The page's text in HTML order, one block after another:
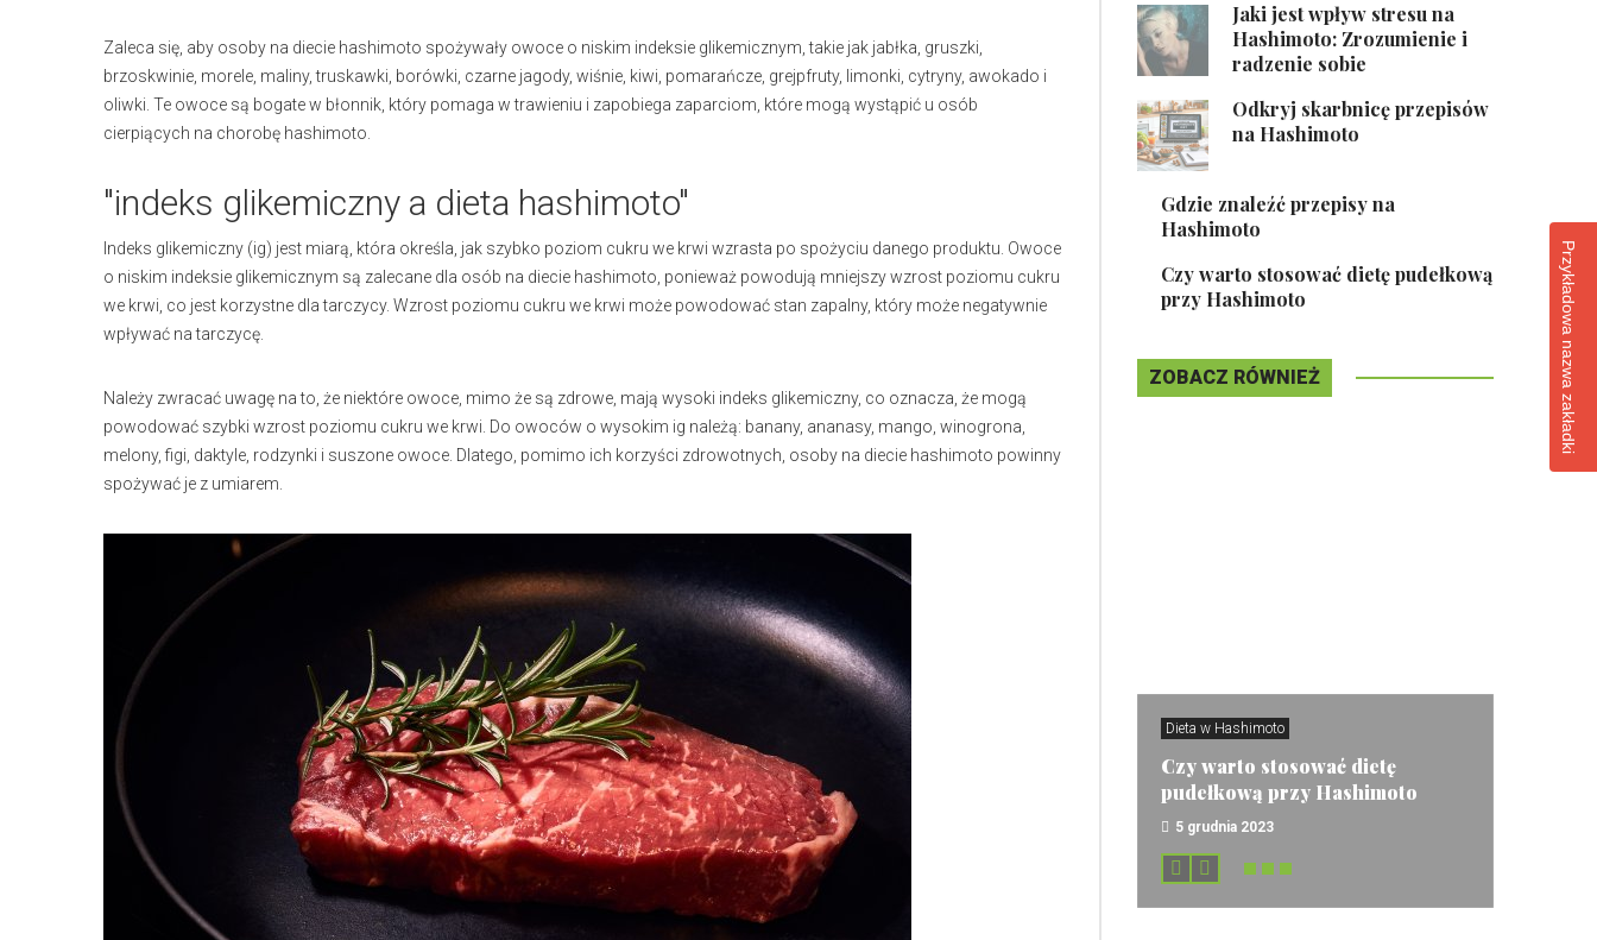
Zaleca się, aby osoby na diecie hashimoto spożywały owoce o niskim indeksie glikemicznym, takie jak jabłka, gruszki,
brzoskwinie, morele, maliny, truskawki, borówki, czarne jagody, wiśnie, kiwi, pomarańcze, grejpfruty, limonki, cytryny, awokado i
oliwki. Te owoce są bogate w błonnik, który pomaga w trawieniu i zapobiega zaparciom, które mogą wystąpić u osób
cierpiących na chorobę hashimoto.
"indeks glikemiczny a dieta hashimoto"
Indeks glikemiczny (ig) jest miarą, która określa, jak szybko poziom cukru we krwi wzrasta po spożyciu danego produktu. Owoce
o niskim indeksie glikemicznym są zalecane dla osób na diecie hashimoto, ponieważ powodują mniejszy wzrost poziomu cukru
we krwi, co jest korzystne dla tarczycy. Wzrost poziomu cukru we krwi może powodować stan zapalny, który może negatywnie
wpływać na tarczycę.
Należy zwracać uwagę na to, że niektóre owoce, mimo że są zdrowe, mają wysoki indeks glikemiczny, co oznacza, że mogą
powodować szybki wzrost poziomu cukru we krwi. Do owoców o wysokim ig należą: banany, ananasy, mango, winogrona,
melony, figi, daktyle, rodzynki i suszone owoce. Dlatego, pomimo ich korzyści zdrowotnych, osoby na diecie hashimoto powinny
spożywać je z umiarem.
Jaki jest wpływ stresu na
Hashimoto: Zrozumienie i
radzenie sobie
Odkryj skarbnicę przepisów
na Hashimoto
Gdzie znaleźć przepisy na
Hashimoto
Czy warto stosować dietę pudełkową
przy Hashimoto
ZOBACZ RÓWNIEŻ
Dieta w Hashimoto
Czy warto stosować dietę
pudełkową przy Hashimoto
5 grudnia 2023
Przykładowa nazwa zakładki